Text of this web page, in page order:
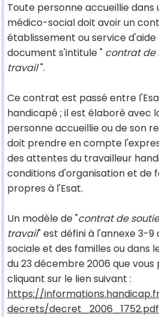
Toute personne accueillie
médico-social doit avoir un
établissement ou service
document s'intitule " contrat de
travail".
Ce contrat est passé entre
handicapé ; il est élaboré avec
personne accueillie ou de son
doit prendre en compte
des attentes du travailleur
conditions d'organisation et de
propres à l'Esat.
Un modèle de "contrat de
travail" est défini à l'annexe 3-
sociale et des familles ou dans
du 23 décembre 2006 que
cliquant sur le lien suivant :
https://
decrets/decret_2006_1752.pdf